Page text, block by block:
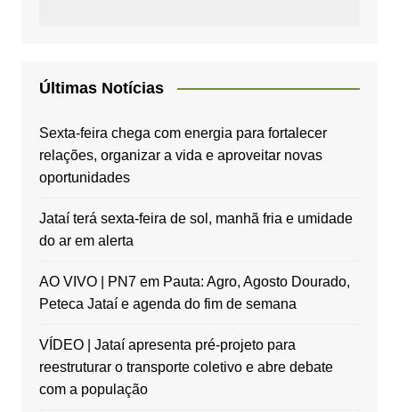
Últimas Notícias
Sexta-feira chega com energia para fortalecer
relações, organizar a vida e aproveitar novas
oportunidades
Jataí terá sexta-feira de sol, manhã fria e umidade
do ar em alerta
AO VIVO | PN7 em Pauta: Agro, Agosto Dourado,
Peteca Jataí e agenda do fim de semana
VÍDEO | Jataí apresenta pré-projeto para
reestruturar o transporte coletivo e abre debate
com a população